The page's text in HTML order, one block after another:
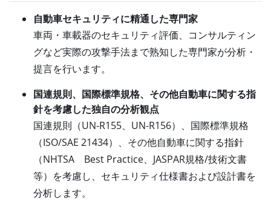
自動車セキュリティに精通した専門家
車両・車載器のセキュリティ評価、コンサルティン
グなど実際の攻撃手法まで熟知した専門家が分析・
提言を行います。
国連規則、国際標準規格、その他自動車に関する指
針を考慮した独自の分析観点
国連規則（UN-R155、UN-R156）、国際標準規格
（ISO/SAE 21434）、その他自動車に関する指針
（NHTSA Best Practice、JASPAR規格/技術文書
等）を考慮し、セキュリティ仕様書および設計書を
分析します。